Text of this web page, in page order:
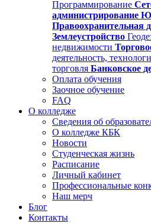
Программирование
администрирование
Правоохранительная
Землеустройство
недвижимости
деятельность,
торговля Банковское
Оплата обучения
Заочное обучение
FAQ
О колледже
Сведения об
О колледже КБК
Новости
Студенческая жизнь
Расписание
Личный кабинет
Профессиональные
Наш мерч
Блог
Контакты